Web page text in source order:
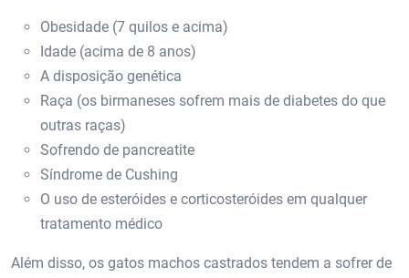
Obesidade (7 quilos e acima)
Idade (acima de 8 anos)
A disposição genética
Raça (os birmaneses sofrem mais de diabetes do que
outras raças)
Sofrendo de pancreatite
Síndrome de Cushing
O uso de esteróides e corticosteróides em qualquer
tratamento médico
Além disso, os gatos machos castrados tendem a sofrer de